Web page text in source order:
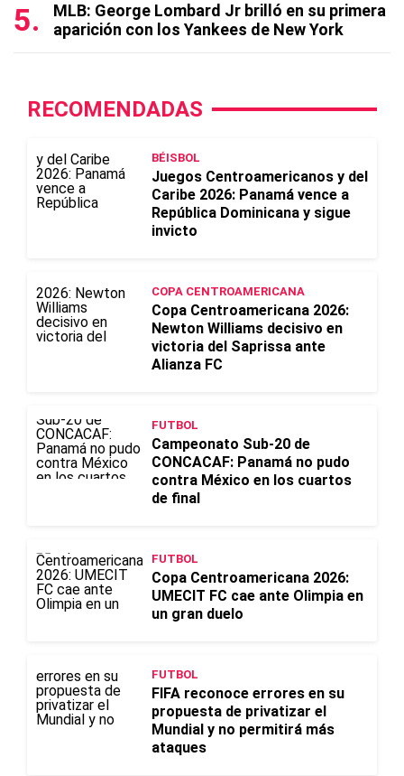
MLB: George Lombard Jr brilló en su primera
aparición con los Yankees de New York
RECOMENDADAS
BÉISBOL
Juegos Centroamericanos y del
Caribe 2026: Panamá vence a
República Dominicana y sigue
invicto
COPA CENTROAMERICANA
Copa Centroamericana 2026:
Newton Williams decisivo en
victoria del Saprissa ante
Alianza FC
FUTBOL
Campeonato Sub-20 de
CONCACAF: Panamá no pudo
contra México en los cuartos
de final
FUTBOL
Copa Centroamericana 2026:
UMECIT FC cae ante Olimpia en
un gran duelo
FUTBOL
FIFA reconoce errores en su
propuesta de privatizar el
Mundial y no permitirá más
ataques